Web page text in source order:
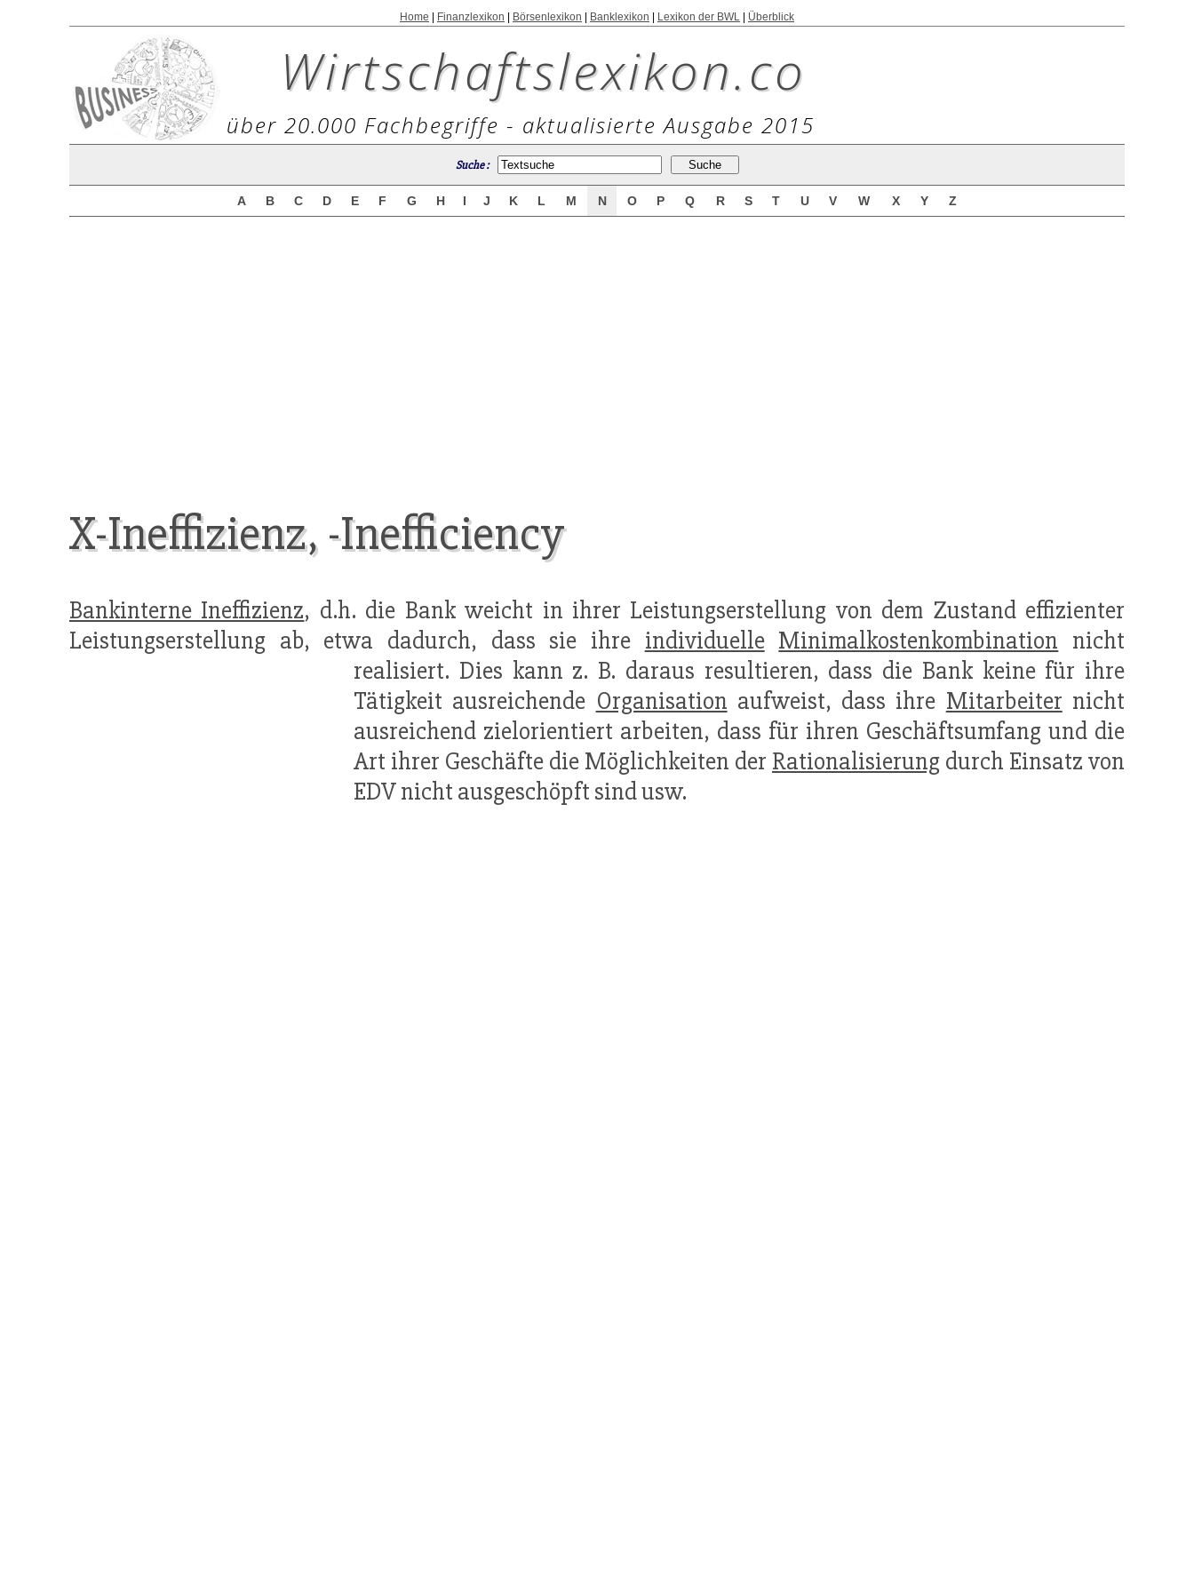
Home Finanzlexikon Börsenlexikon Banklexikon Lexikon der BWL Überblick
Wirtschaftslexikon.co
über 20.000 Fachbegriffe - aktualisierte Ausgabe 2015
Suche :
A B C D E F G H I J K L M N O P Q R S T U V W X Y Z
X-Ineffizienz, -Inefficiency
Bankinterne Ineffizienz, d.h. die Bank weicht in ihrer Leistungserstellung von dem Zustand effizienter
Leistungserstellung ab, etwa dadurch, dass sie ihre individuelle Minimalkostenkombination nicht
realisiert. Dies kann z. B. daraus resultieren, dass die Bank keine für ihre
Tätigkeit ausreichende Organisation aufweist, dass ihre Mitarbeiter nicht
ausreichend zielorientiert arbeiten, dass für ihren Geschäftsumfang und die
Art ihrer Geschäfte die Möglichkeiten der Rationalisierung durch Einsatz von
EDV nicht ausgeschöpft sind usw.